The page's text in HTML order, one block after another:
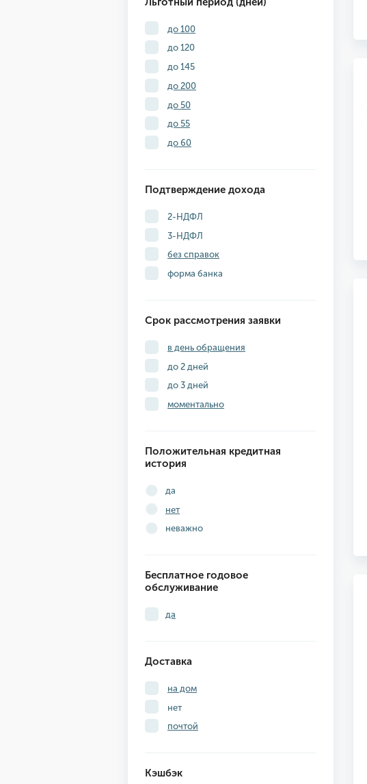
до 100
до 120
до 145
до 200
до 50
до 55
до 60
Подтверждение дохода
2-НДФЛ
3-НДФЛ
без справок
форма банка
Срок рассмотрения заявки
в день обращения
до 2 дней
до 3 дней
моментально
Положительная кредитная
история
да
нет
неважно
Бесплатное годовое
обслуживание
да
Доставка
на дом
нет
почтой
Кэшбэк